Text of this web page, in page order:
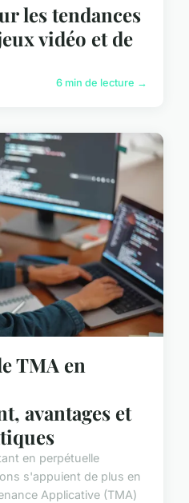
les tendances
vidéo et de
6 min de lecture →
TMA en
avantages et
en perpétuelle
s'appuient de plus en
Applicative (TMA)